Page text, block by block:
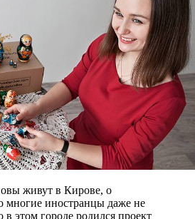
живут в Кирове, о
многие иностранцы даже не
этом городе родился проект